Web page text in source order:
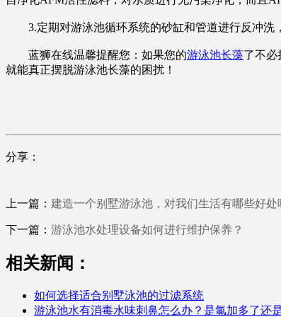
3.定期对游泳池循环系统的砂缸和管道进行反冲洗
蓝狮在线温馨提醒您：如果您的游泳池长藻了不必
就能真正摆脱游泳池长藻的困扰！
分享：
上一篇： 建造一个别墅游泳池，对我们生活有哪些好处
下一篇： 游泳池水处理设备如何进行维护保养？
相关新闻：
如何选择适合别墅泳池的过滤系统
游泳池水有消毒水味刺鼻怎么办？是氯加多了还